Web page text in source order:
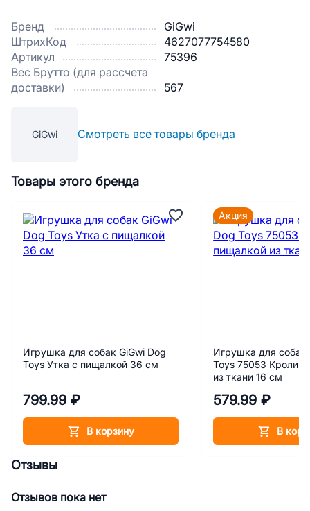
Бренд
GiGwi
ШтрихКод
4627077754580
Артикул
75396
Вес Брутто (для рассчета
доставки)
567
GiGwi Смотреть все товары бренда
Товары этого бренда
Игрушка для собак GiGwi Dog
Toys Утка с пищалкой 36 см
799.99 ₽
В корзину
Игрушка для собак
Toys 75053 Кролик
из ткани 16 см
579.99 ₽
В
Акция
Отзывы
Отзывов пока нет